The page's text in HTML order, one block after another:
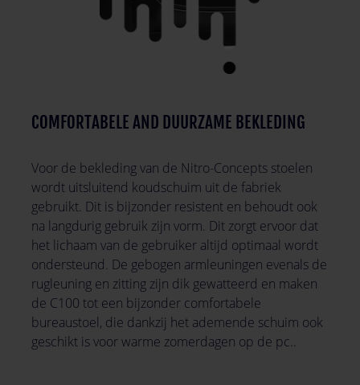
COMFORTABELE AND DUURZAME BEKLEDING
Voor de bekleding van de Nitro-Concepts stoelen
wordt uitsluitend koudschuim uit de fabriek
gebruikt. Dit is bijzonder resistent en behoudt ook
na langdurig gebruik zijn vorm. Dit zorgt ervoor dat
het lichaam van de gebruiker altijd optimaal wordt
ondersteund. De gebogen armleuningen evenals de
rugleuning en zitting zijn dik gewatteerd en maken
de C100 tot een bijzonder comfortabele
bureaustoel, die dankzij het ademende schuim ook
geschikt is voor warme zomerdagen op de pc..